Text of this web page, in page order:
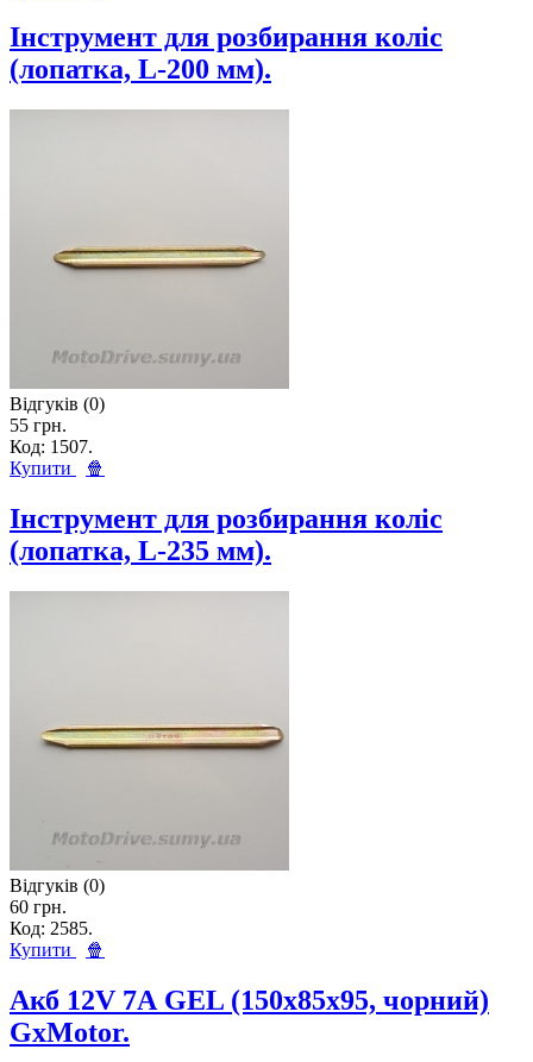
Інструмент для розбирання коліс
(лопатка, L-200 мм).
Відгуків (0)
55 грн.
Код: 1507.
Купити
🍿
Інструмент для розбирання коліс
(лопатка, L-235 мм).
Відгуків (0)
60 грн.
Код: 2585.
Купити
🍿
Акб 12V 7А GEL (150x85x95, чорний)
GxMotor.